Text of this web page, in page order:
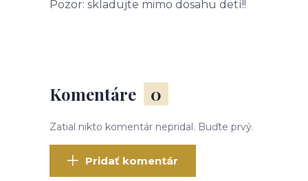
Pozor: skladujte mimo dosahu detí!!
Komentáre 0
Zatial nikto komentár nepridal. Buďte prvý.
Pridať komentár